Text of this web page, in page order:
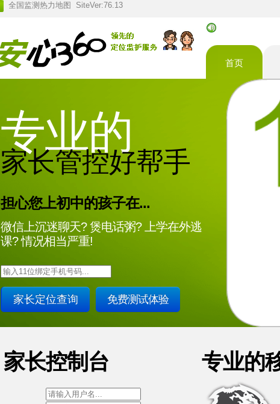
全国监测热力地图 SiteVer:76.13
首页
专业的
家长管控好帮手
担心您上初中的孩子在...
微信上沉迷聊天? 煲电话粥? 上学在外逃
课? 情况相当严重!
免费测试体验
家长控制台 专业的